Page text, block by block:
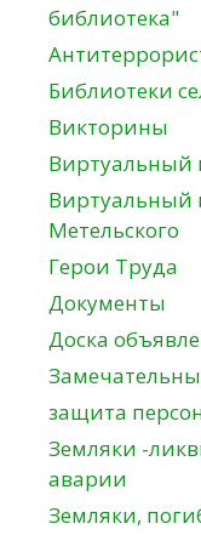
библиотека"
Библиотеки
Викторины
Виртуальный
Виртуальный
Метельского
Герои Труда
Документы
Доска
защита
Земляки -
аварии
Земляки,